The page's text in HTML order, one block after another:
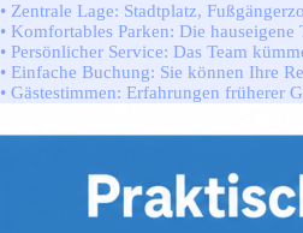
• Zentrale Lage: Stadtplatz,
• Komfortables Parken: Die
• Persönlicher Service: Das Team
• Einfache Buchung: Sie können Ihre
• Gästestimmen: Erfahrungen früherer